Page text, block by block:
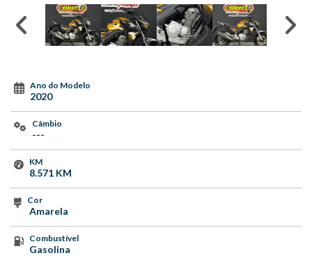
Ano do Modelo
2020
Câmbio
---
KM
8.571 KM
Cor
Amarela
Combustível
Gasolina